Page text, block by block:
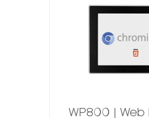
WP800 | Web